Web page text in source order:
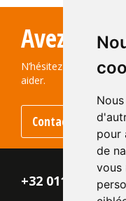
pour
de
vous
Avez-vous
N’hésitez pas à nous
aider.
Contactez-nous
+32 011 - 870 938